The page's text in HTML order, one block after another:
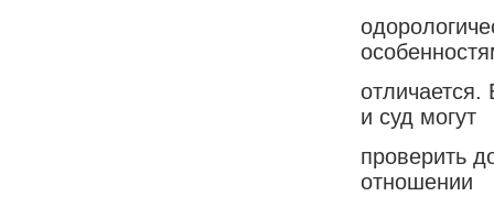
отличается.
и суд могут
проверить
отношении